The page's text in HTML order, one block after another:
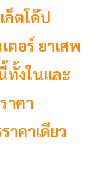
ล็ตโด๊ป
ตอร์ ยาเสพ
ทั้งในและ
าคา
าคาเดียว